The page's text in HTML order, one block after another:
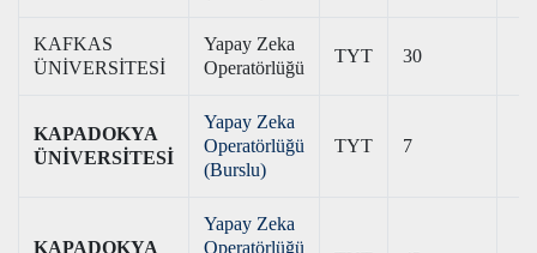
KAFKAS
ÜNİVERSİTESİ
Yapay Zeka
Operatörlüğü
TYT 30
KAPADOKYA
ÜNİVERSİTESİ
Yapay Zeka
Operatörlüğü
(Burslu)
TYT 7
KAPADOKYA
Yapay Zeka
Operatörlüğü